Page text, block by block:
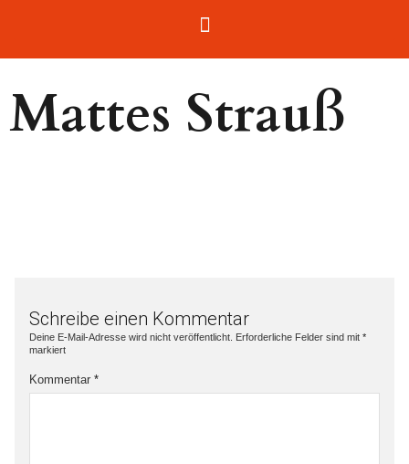
Mattes Strauß
Schreibe einen Kommentar
Deine E-Mail-Adresse wird nicht veröffentlicht. Erforderliche Felder sind mit *
markiert
Kommentar *